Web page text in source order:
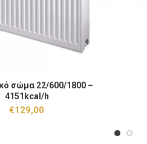
22/600/1800 - 4151kcal/h ποσότητα
ΠΡΟΣΘΉΚΗ ΣΤΟ ΚΑΛΆΘΙ
σώμα 22/600/1800 –
4151kcal/h
€129,00